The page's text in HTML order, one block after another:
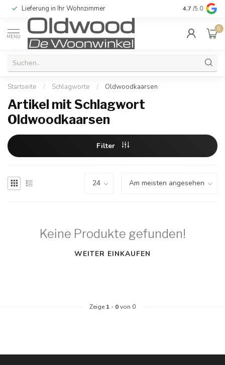
Lieferung in Ihr Wohnzimmer Qualität und
4.7 /5.0
MENU
0
Startseite / Schlagworte / Oldwoodkaarsen
Artikel mit Schlagwort
Oldwoodkaarsen
Filter
Keine Produkte gefunden!
WEITER EINKAUFEN
Zeige 1 - 0von 0